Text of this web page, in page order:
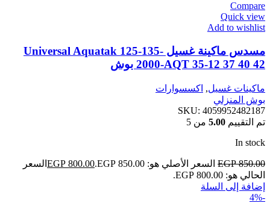
Compare
Quick view
Add to wishlist
مسدس ماكينة غسيل Universal Aquatak 125-135-
2000-AQT 35-12 37 40 42 بوش
ماكينات غسيل, اكسسوارات
بوش المنزلي
SKU: 4059952482187
تم التقييم 5.00 من 5
In stock
EGP850.00 السعر الأصلي هو: EGP 850.00. EGP 800.00
السعر
الحالي هو: EGP 800.00.
إضافة إلى السلة
-4%